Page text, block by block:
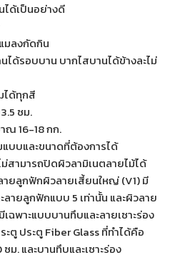
ได้เป็นอย่างดี
มลงกัดกิน
ได้รอบบาน บากไสบานได้ข้างละไม่
ได้ทุกสี
ซม.
ณ 16-18 กก.
บบและขนาดที่ต้องการได้
ม่สามารถปิดผิวลามิเนตลายไม้ได้
ายลูกฟักผิวลายเสี้ยนใหญ่ (V1) มี
ลายลูกฟักแบบ 5 เท่านั้น และผิวลาย
ฉพาะแบบบานทึบและลายเซาะร่อง
ตู ประตู Fiber Glass ที่ทำได้คือ
. และบานทึบและเซาะร่อง